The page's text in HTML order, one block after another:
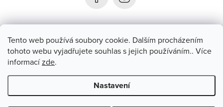
Tento web používá soubory cookie. Dalším procházením
tohoto webu vyjadřujete souhlas s jejich používáním.. Více
informacízde.
Nastavení
Bagin.cz
Instagram
Copyright 2026Bagin.cz. Všechna práva vyhrazena.Upravit